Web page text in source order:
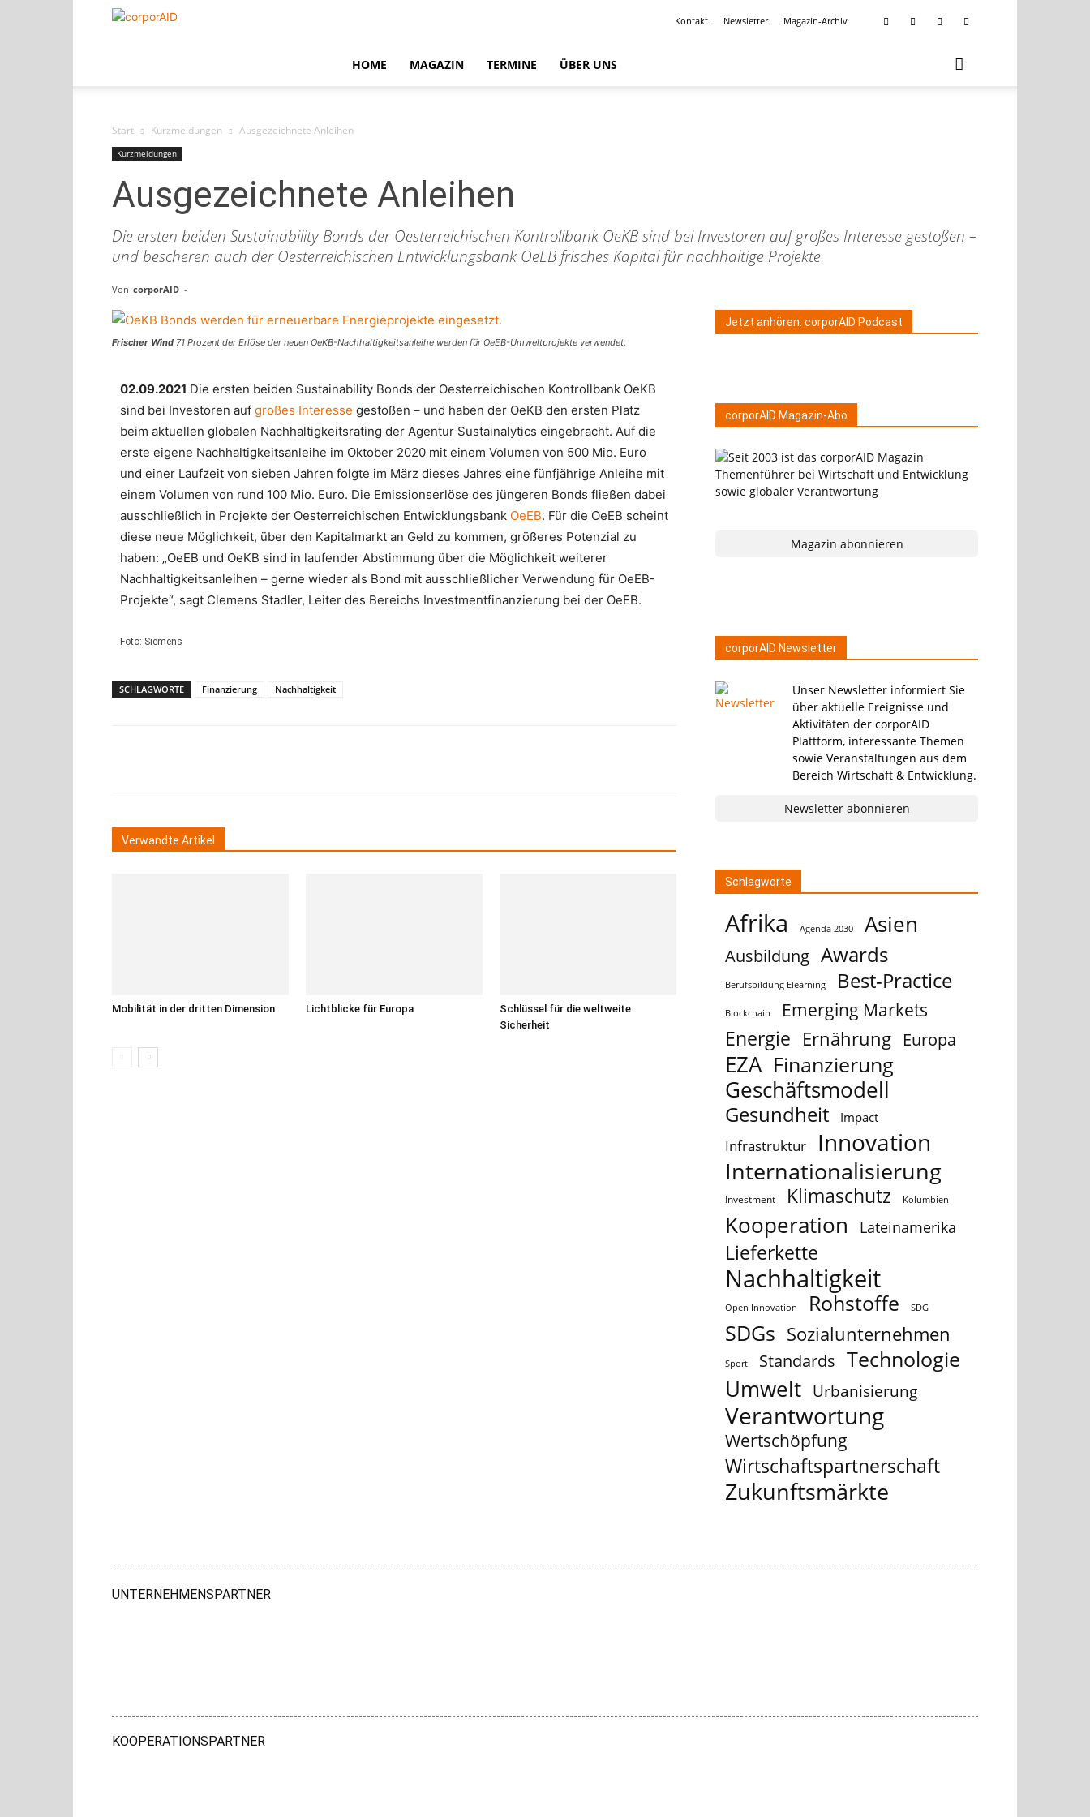
corporAID
Kontakt Newsletter Magazin-Archiv
HOME MAGAZIN TERMINE ÜBER UNS
Start Kurzmeldungen Ausgezeichnete Anleihen
Kurzmeldungen
Ausgezeichnete Anleihen
Die ersten beiden Sustainability Bonds der Oesterreichischen Kontrollbank OeKB sind bei Investoren auf großes Interesse gestoßen –
und bescheren auch der Oesterreichischen Entwicklungsbank OeEB frisches Kapital für nachhaltige Projekte.
Von corporAID -
Frischer Wind 71 Prozent der Erlöse der neuen OeKB-Nachhaltigkeitsanleihe werden für OeEB-Umweltprojekte verwendet.
02.09.2021 Die ersten beiden Sustainability Bonds der Oesterreichischen Kontrollbank OeKB
sind bei Investoren auf großes Interesse gestoßen – und haben der OeKB den ersten Platz
beim aktuellen globalen Nachhaltigkeitsrating der Agentur Sustainalytics eingebracht. Auf die
erste eigene Nachhaltigkeitsanleihe im Oktober 2020 mit einem Volumen von 500 Mio. Euro
und einer Laufzeit von sieben Jahren folgte im März dieses Jahres eine fünfjährige Anleihe mit
einem Volumen von rund 100 Mio. Euro. Die Emissionserlöse des jüngeren Bonds fließen dabei
ausschließlich in Projekte der Oesterreichischen Entwicklungsbank OeEB. Für die OeEB scheint
diese neue Möglichkeit, über den Kapitalmarkt an Geld zu kommen, größeres Potenzial zu
haben: „OeEB und OeKB sind in laufender Abstimmung über die Möglichkeit weiterer
Nachhaltigkeitsanleihen – gerne wieder als Bond mit ausschließlicher Verwendung für OeEB-
Projekte“, sagt Clemens Stadler, Leiter des Bereichs Investmentfinanzierung bei der OeEB.
Foto: Siemens
SCHLAGWORTE Finanzierung Nachhaltigkeit
Verwandte Artikel
Mobilität in der dritten Dimension Lichtblicke für Europa
Schlüssel für die weltweite
Sicherheit
Jetzt anhören: corporAID Podcast
corporAID Magazin-Abo
Magazin abonnieren
corporAID Newsletter
Unser Newsletter informiert Sie
über aktuelle Ereignisse und
Aktivitäten der corporAID
Plattform, interessante Themen
sowie Veranstaltungen aus dem
Bereich Wirtschaft & Entwicklung.
Newsletter abonnieren
Schlagworte
Afrika Agenda 2030 Asien
Ausbildung Awards
Berufsbildung Elearning Best-Practice
Blockchain Emerging Markets
Energie Ernährung Europa
EZA Finanzierung
Geschäftsmodell
Gesundheit Impact
Infrastruktur Innovation
Internationalisierung
Investment Klimaschutz Kolumbien
Kooperation Lateinamerika
Lieferkette
Nachhaltigkeit
Open Innovation Rohstoffe SDG
SDGs Sozialunternehmen
Sport Standards Technologie
Umwelt Urbanisierung
Verantwortung
Wertschöpfung
Wirtschaftspartnerschaft
Zukunftsmärkte
UNTERNEHMENSPARTNER
KOOPERATIONSPARTNER